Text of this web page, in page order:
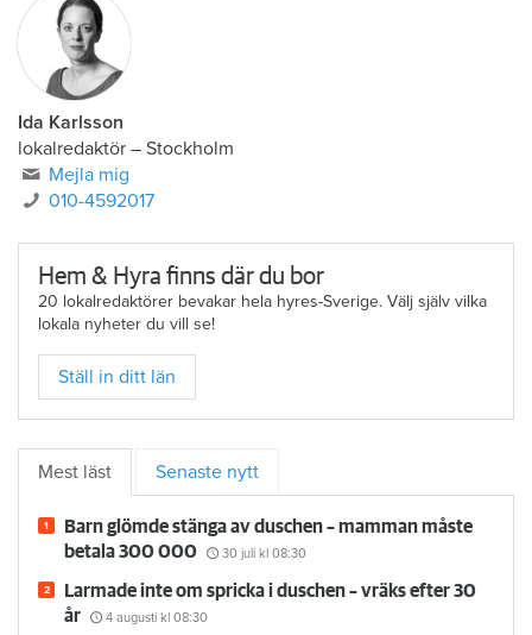
Ida Karlsson
lokalredaktör – Stockholm
Mejla mig
010-4592017
Hem & Hyra finns där du bor
20 lokalredaktörer bevakar hela hyres-Sverige. Välj själv vilka
lokala nyheter du vill se!
Ställ in ditt län
Mest läst Senaste nytt
Barn glömde stänga av duschen – mamman måste
betala 300 000
30 juli kl 08:30
Larmade inte om spricka i duschen – vräks efter 30
år
4 augusti kl 08:30